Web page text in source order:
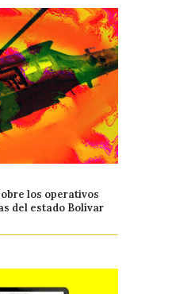
los operativos
del estado Bolívar